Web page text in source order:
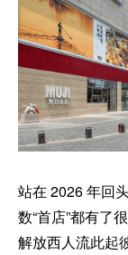
站在 2026 年回
数“首店”都有了
解放西人流此起